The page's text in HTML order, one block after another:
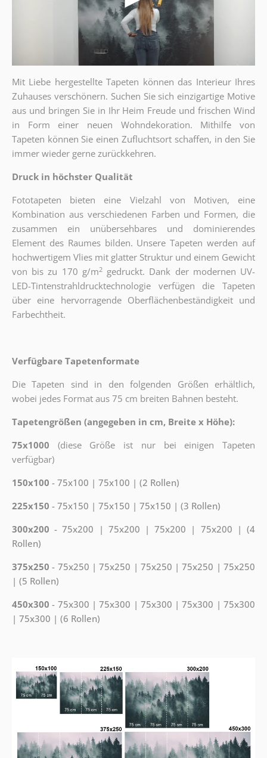
Mit Liebe hergestellte Tapeten können das Interieur Ihres
Zuhauses verschönern. Suchen Sie sich einzigartige Motive
aus und bringen Sie in Ihr Heim Freude und frischen Wind
in Form einer neuen Wohndekoration. Mithilfe von
Tapeten können Sie einen Zufluchtsort schaffen, in den Sie
immer wieder gerne zurückkehren.
Druck in höchster Qualität
Fototapeten bieten eine Vielzahl von Motiven, eine
Kombination aus verschiedenen Farben und Formen, die
zusammen ein unübersehbares und dominierendes
Element des Raumes bilden. Unsere Tapeten werden auf
hochwertigem Vlies mit glatter Struktur und einem Gewicht
von bis zu 170 g/m2 gedruckt. Dank der modernen UV-
LED-Tintenstrahldrucktechnologie verfügen die Tapeten
über eine hervorragende Oberflächenbeständigkeit und
Farbechtheit.
Verfügbare Tapetenformate
Die Tapeten sind in den folgenden Größen erhältlich,
wobei jedes Format aus 75 cm breiten Bahnen besteht.
Tapetengrößen (angegeben in cm, Breite x Höhe):
75x1000
(diese Größe ist nur bei einigen Tapeten
verfügbar)
150x100 - 75x100 | 75x100 | (2 Rollen)
225x150 - 75x150 | 75x150 | 75x150 | (3 Rollen)
300x200 - 75x200 | 75x200 | 75x200 | 75x200 | (4
Rollen)
375x250 - 75x250 | 75x250 | 75x250 | 75x250 | 75x250
| (5 Rollen)
450x300 - 75x300 | 75x300 | 75x300 | 75x300 | 75x300
| 75x300 | (6 Rollen)